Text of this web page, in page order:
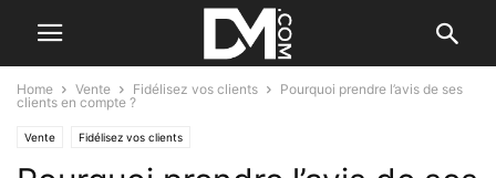
Home Vente Fidélisez vos clients
Pourquoi prendre l’avis de ses
clients en compte ?
Vente Fidélisez vos clients